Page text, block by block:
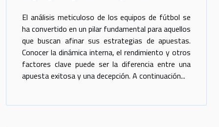
El análisis meticuloso de los equipos de fútbol se
ha convertido en un pilar fundamental para aquellos
que buscan afinar sus estrategias de apuestas.
Conocer la dinámica interna, el rendimiento y otros
factores clave puede ser la diferencia entre una
apuesta exitosa y una decepción. A continuación...